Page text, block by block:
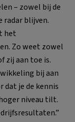
– zowel bij de
radar blijven.
het
Zo weet zowel
zij aan toe is.
bij aan
dat je de kennis
niveau tilt.